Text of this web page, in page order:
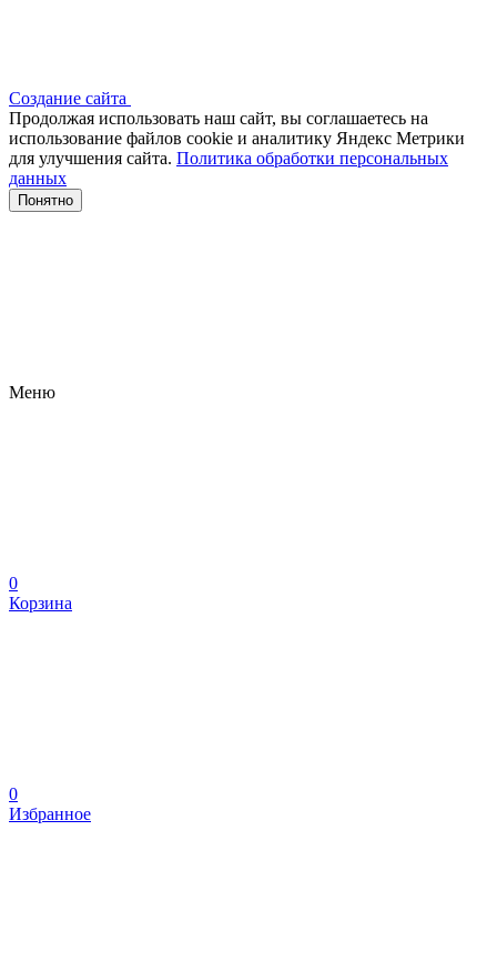
Создание сайта
Продолжая использовать наш сайт, вы соглашаетесь на
использование файлов сооkіе и аналитику Яндекс Метрики
для улучшения сайта. Политика обработки персональных
данных
Понятно
Меню
0
Корзина
0
Избранное